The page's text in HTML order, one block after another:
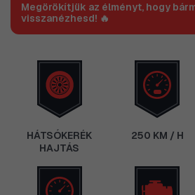
Megörökítjük az élményt, hogy
visszanézhesd! 🔥
HÁTSÓKERÉK
HAJTÁS
250 KM / H